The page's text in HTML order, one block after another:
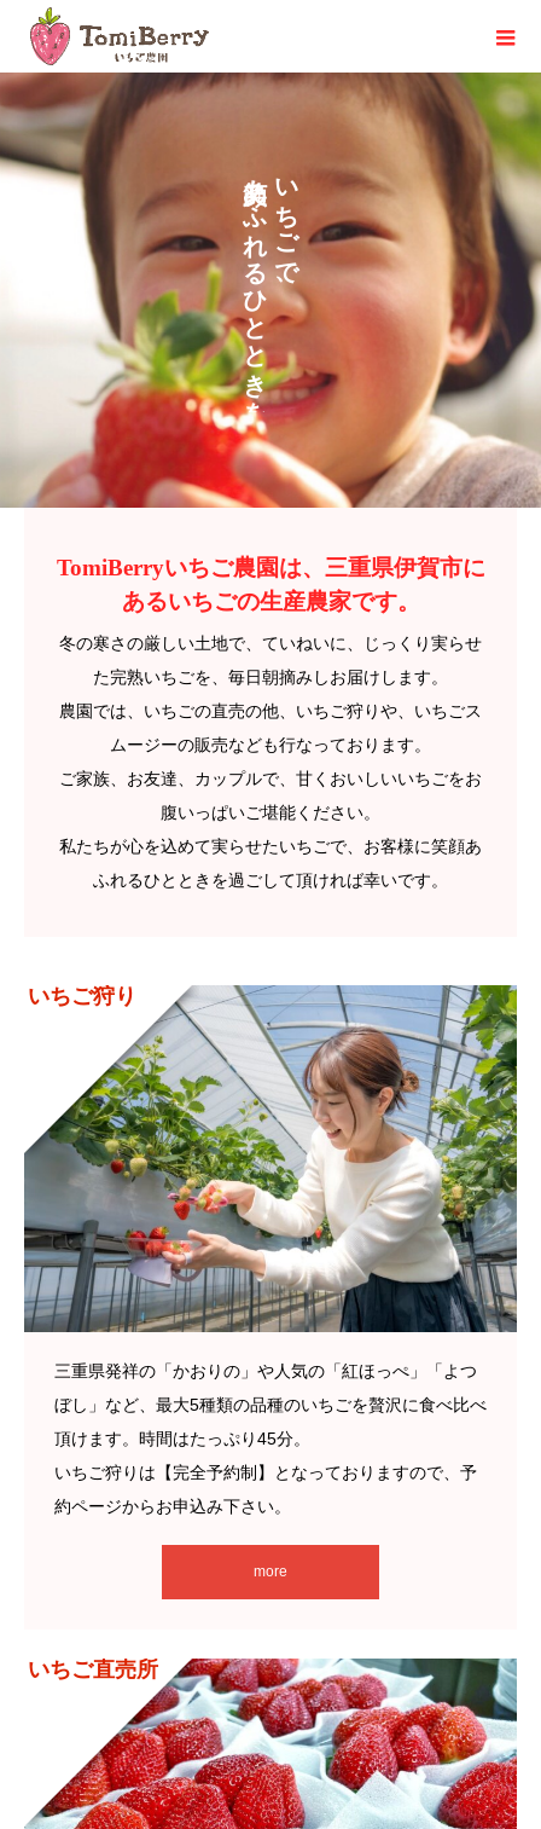
い
ち
ご
で
、
あ
ふ
れ
る
ひ
と
と
き
を
TomiBerryいちご農園は、三重県伊賀市に
あるいちごの生産農家です。
冬の寒さの厳しい土地で、ていねいに、じっくり実らせ
た完熟いちごを、毎日朝摘みしお届けします。
農園では、いちごの直売の他、いちご狩りや、いちごス
ムージーの販売なども行なっております。
ご家族、お友達、カップルで、甘くおいしいいちごをお
腹いっぱいご堪能ください。
私たちが心を込めて実らせたいちごで、お客様に笑顔あ
ふれるひとときを過ごして頂ければ幸いです。
いちご狩り
三重県発祥の「かおりの」や人気の「紅ほっぺ」「よつ
ぼし」など、最大5種類の品種のいちごを贅沢に食べ比べ
頂けます。時間はたっぷり45分。
いちご狩りは【完全予約制】となっておりますので、予
約ページからお申込み下さい。
more
いちご直売所